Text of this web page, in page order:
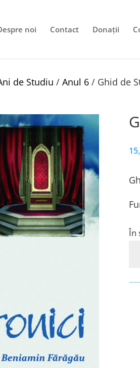
noi Contact Donații
de Studiu / Anul 6/ Ghid de
În